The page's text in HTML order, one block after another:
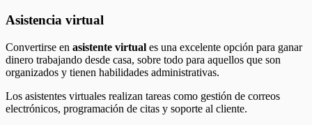
Asistencia virtual
Convertirse en asistente virtual es una excelente opción para ganar
dinero trabajando desde casa, sobre todo para aquellos que son
organizados y tienen habilidades administrativas.
Los asistentes virtuales realizan tareas como gestión de correos
electrónicos, programación de citas y soporte al cliente.